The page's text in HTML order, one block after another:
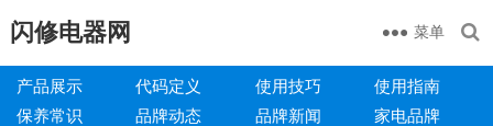
闪修电器网 菜单
产品展示 代码定义 使用技巧
使用指南
保养常识
品牌动态 品牌新闻
家电品牌